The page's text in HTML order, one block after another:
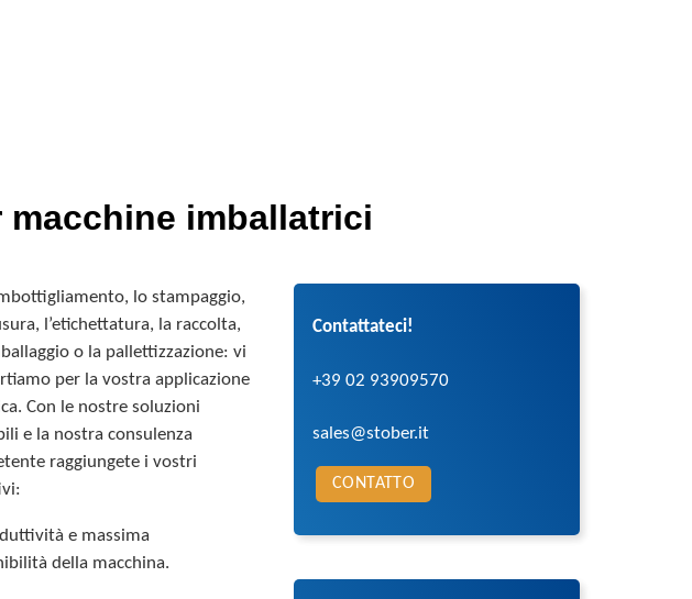
imballatrici
lo stampaggio,
l’etichettatura, la raccolta,
o la pallettizzazione: vi
per la vostra applicazione
Con le nostre soluzioni
e la nostra consulenza
raggiungete i vostri
e massima
della macchina.
Contattateci!
+39 02 93909570
sales@stober.it
CONTATTO